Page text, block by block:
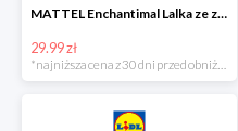
MATTEL Enchantimal Lalka ze zwierzątkiem
29.99 zł
*najniższa cena z 30 dni przed obniżką